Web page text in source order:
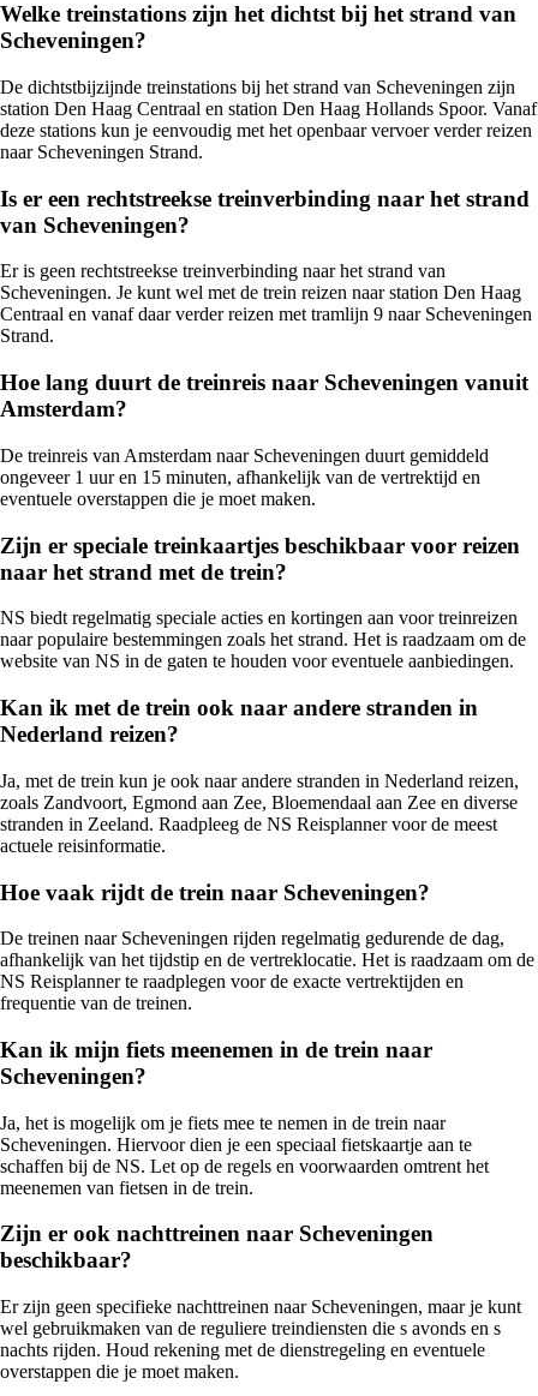
Welke treinstations zijn het dichtst bij het strand van
Scheveningen?
De dichtstbijzijnde treinstations bij het strand van Scheveningen zijn
station Den Haag Centraal en station Den Haag Hollands Spoor. Vanaf
deze stations kun je eenvoudig met het openbaar vervoer verder reizen
naar Scheveningen Strand.
Is er een rechtstreekse treinverbinding naar het strand
van Scheveningen?
Er is geen rechtstreekse treinverbinding naar het strand van
Scheveningen. Je kunt wel met de trein reizen naar station Den Haag
Centraal en vanaf daar verder reizen met tramlijn 9 naar Scheveningen
Strand.
Hoe lang duurt de treinreis naar Scheveningen vanuit
Amsterdam?
De treinreis van Amsterdam naar Scheveningen duurt gemiddeld
ongeveer 1 uur en 15 minuten, afhankelijk van de vertrektijd en
eventuele overstappen die je moet maken.
Zijn er speciale treinkaartjes beschikbaar voor reizen
naar het strand met de trein?
NS biedt regelmatig speciale acties en kortingen aan voor treinreizen
naar populaire bestemmingen zoals het strand. Het is raadzaam om de
website van NS in de gaten te houden voor eventuele aanbiedingen.
Kan ik met de trein ook naar andere stranden in
Nederland reizen?
Ja, met de trein kun je ook naar andere stranden in Nederland reizen,
zoals Zandvoort, Egmond aan Zee, Bloemendaal aan Zee en diverse
stranden in Zeeland. Raadpleeg de NS Reisplanner voor de meest
actuele reisinformatie.
Hoe vaak rijdt de trein naar Scheveningen?
De treinen naar Scheveningen rijden regelmatig gedurende de dag,
afhankelijk van het tijdstip en de vertreklocatie. Het is raadzaam om de
NS Reisplanner te raadplegen voor de exacte vertrektijden en
frequentie van de treinen.
Kan ik mijn fiets meenemen in de trein naar
Scheveningen?
Ja, het is mogelijk om je fiets mee te nemen in de trein naar
Scheveningen. Hiervoor dien je een speciaal fietskaartje aan te
schaffen bij de NS. Let op de regels en voorwaarden omtrent het
meenemen van fietsen in de trein.
Zijn er ook nachttreinen naar Scheveningen
beschikbaar?
Er zijn geen specifieke nachttreinen naar Scheveningen, maar je kunt
wel gebruikmaken van de reguliere treindiensten die s avonds en s
nachts rijden. Houd rekening met de dienstregeling en eventuele
overstappen die je moet maken.